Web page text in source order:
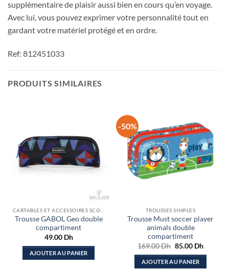
supplémentaire de plaisir aussi bien en cours qu’en voyage.
Avec lui, vous pouvez exprimer votre personnalité tout en
gardant votre matériel protégé et en ordre.
Ref: 812451033
PRODUITS SIMILAIRES
CARTABLES ET ACCESSOIRES SCOLAIRES
Trousse GABOL Geo double
compartiment
49.00 Dh
AJOUTER AU PANIER
-50%
TROUSSES SIMPLES
Trousse Must soccer player
animals double
compartiment
169.00Dh Le
initial
était :
85.00 DhLe
actuel
AJOUTER AU PANIER